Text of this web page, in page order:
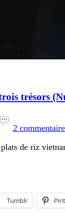
trésors
2
de riz
Tumblr